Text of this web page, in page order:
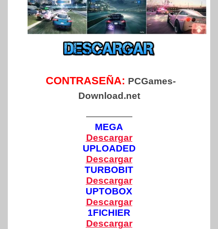
CONTRASEÑA: PCGames-
Download.net
—————
MEGA
Descargar
UPLOADED
Descargar
TURBOBIT
Descargar
UPTOBOX
Descargar
1FICHIER
Descargar